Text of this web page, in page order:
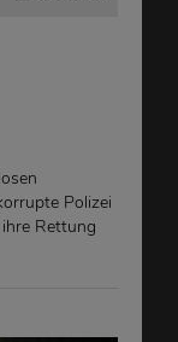
Polizei
Rettung